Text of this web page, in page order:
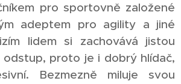
pro sportovně založené
adeptem pro agility a jiné
lidem si zachovává jistou
proto je i dobrý hlídač,
Bezmezně miluje svou